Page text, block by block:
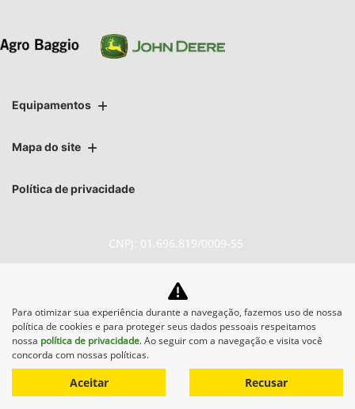
Equipamentos
Mapa do site
Política de privacidade
CNPJ: 01.696.819/0009-55
No trânsito, enxergar o outro
salva vidas.
Desenvolvido pela DEALERSPACE ® Direitos Reservados.
Para otimizar sua experiência durante a navegação, fazemos uso de nossa
política de cookies e para proteger seus dados pessoais respeitamos
nossa política de privacidade. Ao seguir com a navegação e visita você
concorda com nossas políticas.
Aceitar Recusar